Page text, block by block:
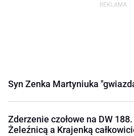
Syn Zenka Martyniuka
Zderzenie czołowe na DW
Żeleźnicą a Krajenką